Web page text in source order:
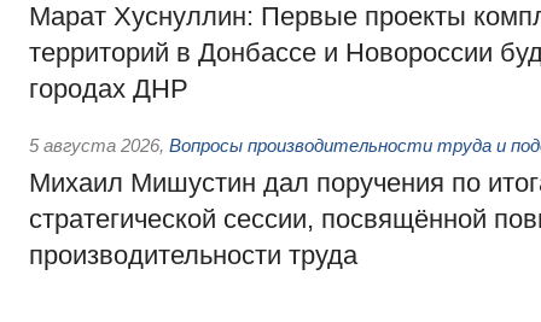
Марат Хуснуллин: Первые проекты
территорий в Донбассе и Новороссии
городах ДНР
5 августа 2026, Вопросы производительности труда и
Михаил Мишустин дал поручения по
стратегической сессии, посвящённой
производительности труда